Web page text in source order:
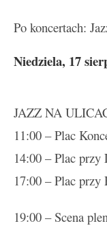
Po koncertach:
Niedziela, 17
JAZZ NA
11:00 – Plac
14:00 – Plac
17:00 – Plac przy
19:00 – Scena